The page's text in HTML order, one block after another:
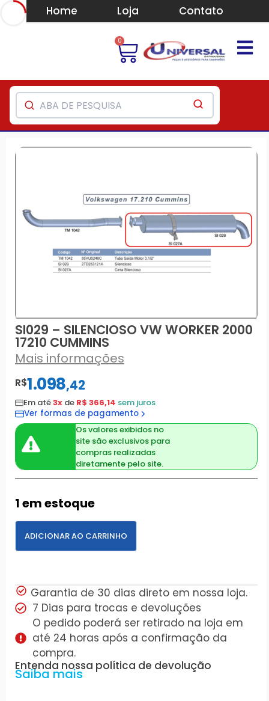
Home Loja Contato
0
SI029 – SILENCIOSO VW WORKER 2000
17210 CUMMINS
Mais informações
R$1.098,42
Em até3x de R$ 366,14 sem juros
Ver formas de pagamento
Os valores exibidos no
site são exclusivos para
compras realizadas
diretamente pelo site.
1 em estoque
ADICIONAR AO CARRINHO
Garantia de 30 dias direto em nossa loja.
7 Dias para trocas e devoluções
O pedido poderá ser retirado na loja em
até 24 horas após a confirmação da
compra.
Entenda nossa política de devolução
Saiba mais